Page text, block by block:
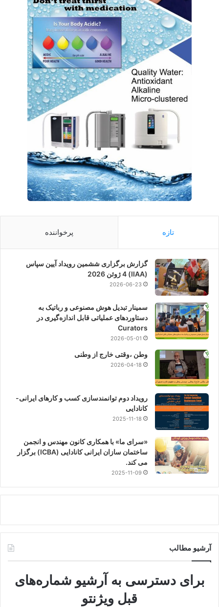
تازه پرخواننده
گزارش برگزاری ششمین رویداد آیین سپاس
(IIAA) 4 ژوئن 2026
2026-06-23
سمینار تبدیل هوش مصنوعی و رباتیک به
دستاوردهای عملیاتی قابل اندازه‌گیری در
Curators
2026-05-01
وطن ،وقتی خارج از وطنی
2026-04-18
رویداد دوم توانمندسازی کسب و کارهای ایرانی-
کانادایی
2025-11-18
«سرای ما» با همکاری کانون مهندس و انجمن
ساختمان سازان ایرانی کانادایی (ICBA) برگزار
می کند.
2025-11-09
آرشیو مطالب
برای دسترسی به آرشیو شماره‌های
قبل ویژنتو